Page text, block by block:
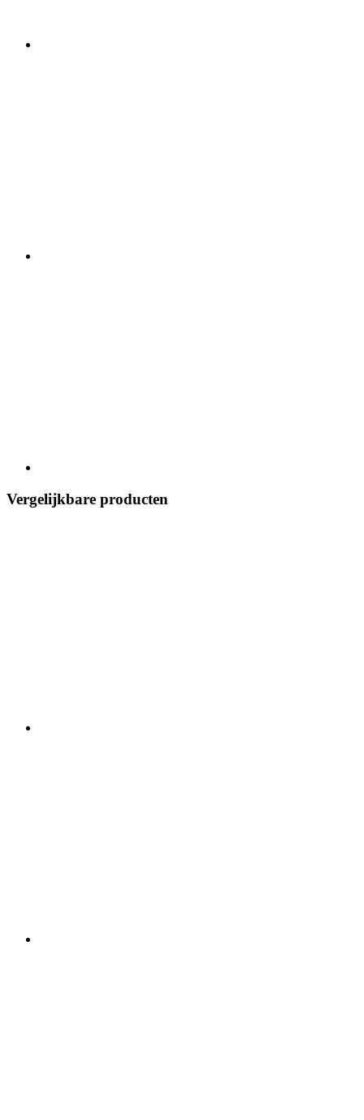
Vergelijkbare producten